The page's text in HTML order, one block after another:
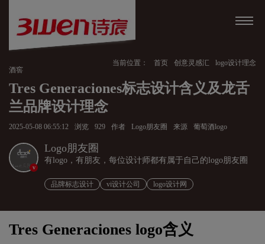
当前位置： 首页 创意灵感汇
logo设计理念
酒窖
Tres Generaciones标志设计含义及龙舌
兰品牌设计理念
2025-05-08 06:55:12 浏览 929 作者 Logo朋友圈 来源 葡萄酒logo
v
Logo朋友圈
有logo，有朋友，每位设计师都有属于自己的logo朋友圈
品牌标志设计 vi设计公司 logo设计网
Tres Generaciones logo含义